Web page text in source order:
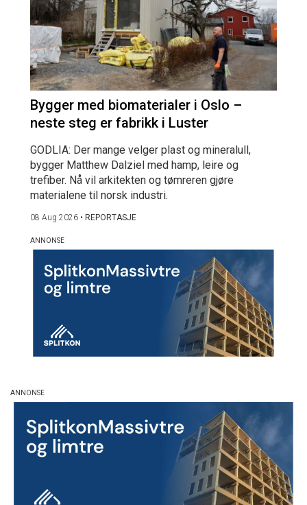
Bygger med biomaterialer i Oslo –
neste steg er fabrikk i Luster
GODLIA: Der mange velger plast og mineralull,
bygger Matthew Dalziel med hamp, leire og
trefiber. Nå vil arkitekten og tømreren gjøre
materialene til norsk industri.
08 Aug 2026 • REPORTASJE